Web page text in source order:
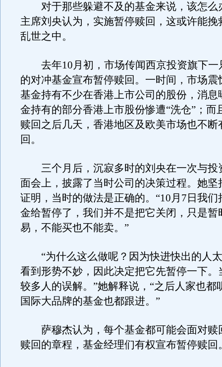
对于那些躲避不及的基金来说，该怎么
主席刘央认为，实施暂停赎回，这或许能挽
乱世之中。
去年10月初，市场传闻西京投资旗下一
的对冲基金宣布暂停赎回。一时间，市场震
基金持有不少在香港上市公司的股份，消息
金持有的部分香港上市股份惨遭“洗仓”；而
赎回之后几天，香港地区及欧美市场也不断
回。
三个月后，沉寂多时的刘央在一次与投
面会上，披露了当时公司的决策过程。她坚
证明，当时的做法是正确的。“10月7日我
金给暂停了，我们并不是把它关闭，只是暂
易，不能买也不能卖。”
“为什么这么做呢？因为快进快出的人
看到形势不妙，因此决定把它先暂停一下。
较多人的误解。”她解释说，“之后人家也都
国际大品牌的基金也都跟进。”
萨穆杰认为，每个基金都可能会面对赎
赎回的章程，基金经理们有权宣布暂停赎回